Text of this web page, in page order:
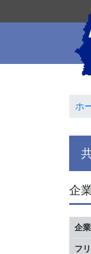
ホ
企
企
フ